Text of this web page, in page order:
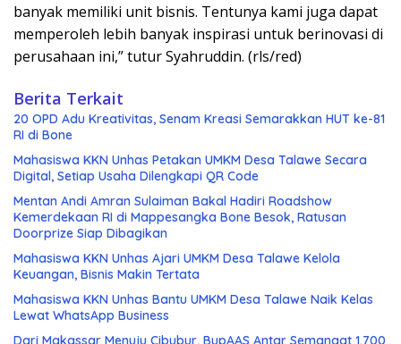
banyak memiliki unit bisnis. Tentunya kami juga dapat
memperoleh lebih banyak inspirasi untuk berinovasi di
perusahaan ini,” tutur Syahruddin. (rls/red)
Berita Terkait
20 OPD Adu Kreativitas, Senam Kreasi Semarakkan HUT ke-81
RI di Bone
Mahasiswa KKN Unhas Petakan UMKM Desa Talawe Secara
Digital, Setiap Usaha Dilengkapi QR Code
Mentan Andi Amran Sulaiman Bakal Hadiri Roadshow
Kemerdekaan RI di Mappesangka Bone Besok, Ratusan
Doorprize Siap Dibagikan
Mahasiswa KKN Unhas Ajari UMKM Desa Talawe Kelola
Keuangan, Bisnis Makin Tertata
Mahasiswa KKN Unhas Bantu UMKM Desa Talawe Naik Kelas
Lewat WhatsApp Business
Dari Makassar Menuju Cibubur, BupAAS Antar Semangat 1.700